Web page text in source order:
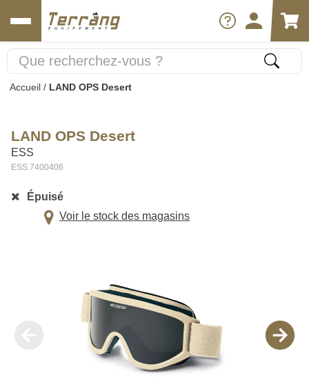
Accueil / LAND OPS Desert
LAND OPS Desert
ESS
ESS.7400406
Épuisé
Voir le stock des magasins